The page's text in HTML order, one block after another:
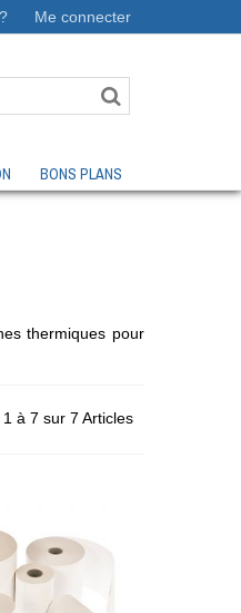
Me connecter
BONS PLANS
thermiques pour
à 7 sur 7 Articles